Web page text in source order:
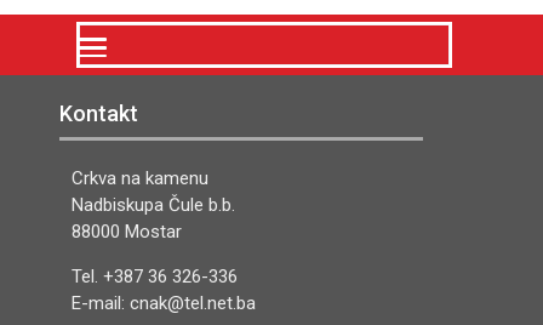
Kontakt
Crkva na kamenu
Nadbiskupa Čule b.b.
88000 Mostar
Tel. +387 36 326-336
E-mail: cnak@tel.net.ba